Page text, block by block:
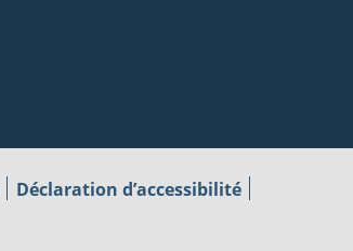
Déclaration d’accessibilité